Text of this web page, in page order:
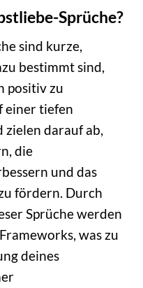
Sprüche?
sind kurze,
bestimmt sind,
positiv zu
einer tiefen
zielen darauf ab,
die
und das
fördern. Durch
Sprüche werden
was zu
deines